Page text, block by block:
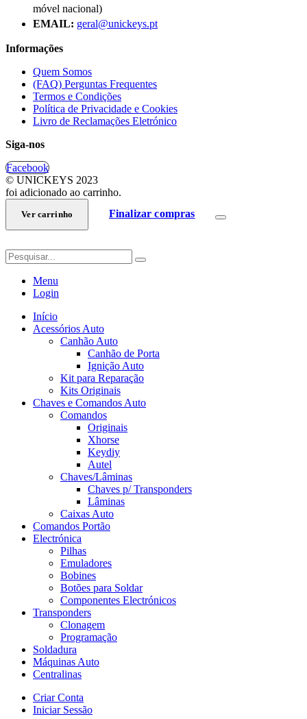
móvel nacional)
EMAIL: geral@unickeys.pt
Informações
Quem Somos
(FAQ) Perguntas Frequentes
Termos e Condições
Política de Privacidade e Cookies
Livro de Reclamações Eletrónico
Siga-nos
Facebook
© UNICKEYS 2023
foi adicionado ao carrinho.
Ver carrinho Finalizar compras
Menu
Login
Início
Acessórios Auto
Canhão Auto
Canhão de Porta
Ignição Auto
Kit para Reparação
Kits Originais
Chaves e Comandos Auto
Comandos
Originais
Xhorse
Keydiy
Autel
Chaves/Lâminas
Chaves p/ Transponders
Lâminas
Caixas Auto
Comandos Portão
Electrónica
Pilhas
Emuladores
Bobines
Botões para Soldar
Componentes Electrónicos
Transponders
Clonagem
Programação
Soldadura
Máquinas Auto
Centralinas
Criar Conta
Iniciar Sessão